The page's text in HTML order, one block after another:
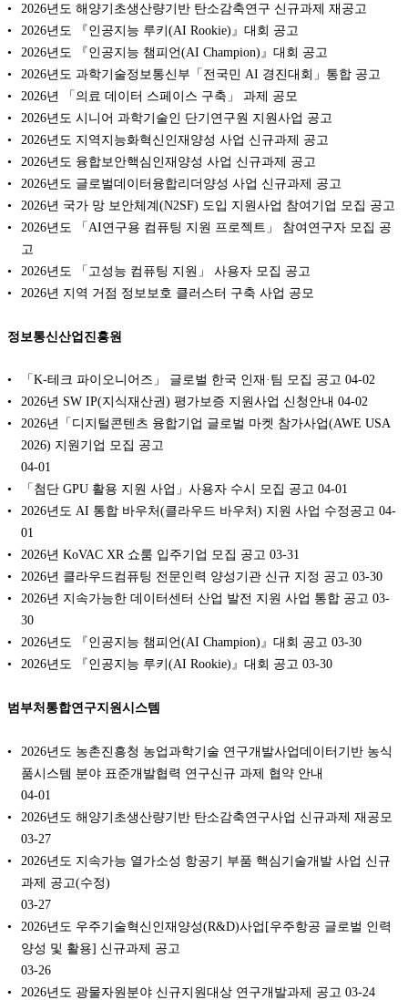
2026년도 해양기초생산량기반 탄소감축연구 신규과제 재공고
2026년도 『인공지능 루키(AI Rookie)』대회 공고
2026년도 『인공지능 챔피언(AI Champion)』대회 공고
2026년도 과학기술정보통신부「전국민 AI 경진대회」통합 공고
2026년 「의료 데이터 스페이스 구축」 과제 공모
2026년도 시니어 과학기술인 단기연구원 지원사업 공고
2026년도 지역지능화혁신인재양성 사업 신규과제 공고
2026년도 융합보안핵심인재양성 사업 신규과제 공고
2026년도 글로벌데이터융합리더양성 사업 신규과제 공고
2026년 국가 망 보안체계(N2SF) 도입 지원사업 참여기업 모집 공고
2026년도 「AI연구용 컴퓨팅 지원 프로젝트」 참여연구자 모집 공
고
2026년도 「고성능 컴퓨팅 지원」 사용자 모집 공고
2026년 지역 거점 정보보호 클러스터 구축 사업 공모
정보통신산업진흥원
「K-테크 파이오니어즈」 글로벌 한국 인재·팀 모집 공고 04-02
2026년 SW IP(지식재산권) 평가보증 지원사업 신청안내 04-02
2026년「디지털콘텐츠 융합기업 글로벌 마켓 참가사업(AWE USA
2026) 지원기업 모집 공고
04-01
「첨단 GPU 활용 지원 사업」사용자 수시 모집 공고 04-01
2026년도 AI 통합 바우처(클라우드 바우처) 지원 사업 수정공고 04-
01
2026년 KoVAC XR 쇼룸 입주기업 모집 공고 03-31
2026년 클라우드컴퓨팅 전문인력 양성기관 신규 지정 공고 03-30
2026년 지속가능한 데이터센터 산업 발전 지원 사업 통합 공고 03-
30
2026년도 『인공지능 챔피언(AI Champion)』대회 공고 03-30
2026년도 『인공지능 루키(AI Rookie)』대회 공고 03-30
범부처통합연구지원시스템
2026년도 농촌진흥청 농업과학기술 연구개발사업데이터기반 농식
품시스템 분야 표준개발협력 연구신규 과제 협약 안내
04-01
2026년도 해양기초생산량기반 탄소감축연구사업 신규과제 재공모
03-27
2026년도 지속가능 열가소성 항공기 부품 핵심기술개발 사업 신규
과제 공고(수정)
03-27
2026년도 우주기술혁신인재양성(R&D)사업[우주항공 글로벌 인력
양성 및 활용] 신규과제 공고
03-26
2026년도 광물자원분야 신규지원대상 연구개발과제 공고 03-24